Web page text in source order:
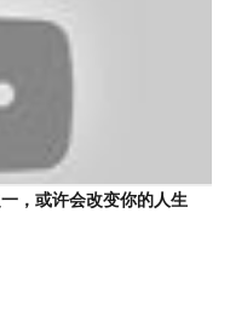
，或许会改变你的人生